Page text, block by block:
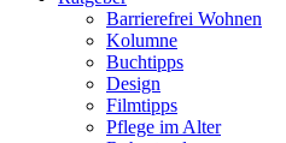
Barrierefrei Wohnen
Kolumne
Buchtipps
Design
Filmtipps
Pflege im Alter